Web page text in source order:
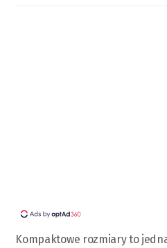
Kompaktowe rozmiary to